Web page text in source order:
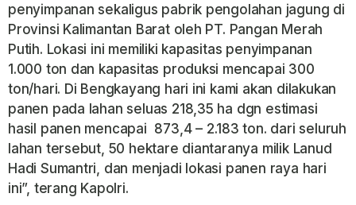
penyimpanan sekaligus pabrik pengolahan jagung di
Provinsi Kalimantan Barat oleh PT. Pangan Merah
Putih. Lokasi ini memiliki kapasitas penyimpanan
1.000 ton dan kapasitas produksi mencapai 300
ton/hari. Di Bengkayang hari ini kami akan dilakukan
panen pada lahan seluas 218,35 ha dgn estimasi
hasil panen mencapai 873,4 – 2.183 ton. dari seluruh
lahan tersebut, 50 hektare diantaranya milik Lanud
Hadi Sumantri, dan menjadi lokasi panen raya hari
ini”, terang Kapolri.